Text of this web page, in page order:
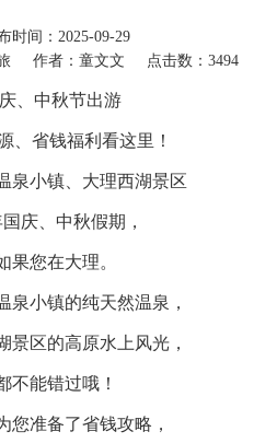
时间：2025-09-29
作者：童文文 点击数：3494
、中秋节出游
、省钱福利看这里！
小镇、大理西湖景区
庆、中秋假期，
果您在大理。
泉小镇的纯天然温泉，
景区的高原水上风光，
不能错过哦！
您准备了省钱攻略，